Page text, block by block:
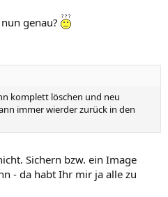
genau?
komplett löschen und neu
immer wierder zurück in den
Sichern bzw. ein Image
- da habt Ihr mir ja alle zu